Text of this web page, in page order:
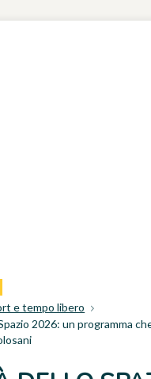
e tempo libero
2026: un programma